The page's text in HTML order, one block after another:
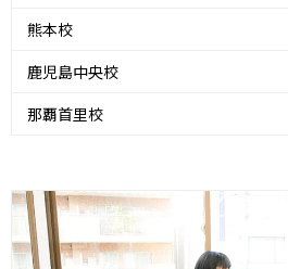
熊本校
鹿児島中央校
那覇首里校